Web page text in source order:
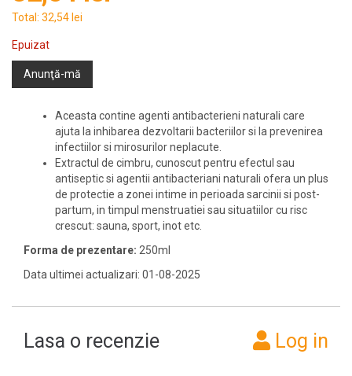
Total: 32,54 lei
Epuizat
Anunţă-mă
Aceasta contine agenti antibacterieni naturali care
ajuta la inhibarea dezvoltarii bacteriilor si la prevenirea
infectiilor si mirosurilor neplacute.
Extractul de cimbru, cunoscut pentru efectul sau
antiseptic si agentii antibacteriani naturali ofera un plus
de protectie a zonei intime in perioada sarcinii si post-
partum, in timpul menstruatiei sau situatiilor cu risc
crescut: sauna, sport, inot etc.
Forma de prezentare: 250ml
Data ultimei actualizari: 01-08-2025
Lasa o recenzie Log in